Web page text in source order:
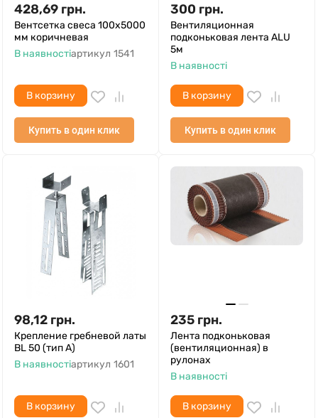
428,69 грн.
Вентсетка свеса 100х5000
мм коричневая
В наявностіартикул 1541
В корзину
Купить в один клик
300 грн.
Вентиляционная
подконьковая лента ALU
5м
В наявності
В корзину
Купить в один клик
98,12 грн.
Крепление гребневой латы
BL 50 (тип А)
В наявностіартикул 1601
В корзину
235 грн.
Лента подконьковая
(вентиляционная) в
рулонах
В наявності
В корзину